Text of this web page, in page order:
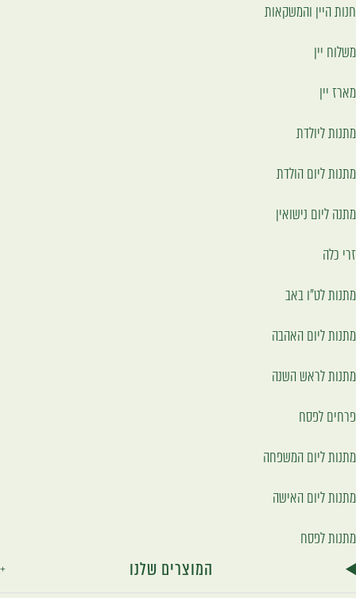
חנות היין והמשקאות
משלוח יין
מארז יין
מתנות ליולדת
מתנות ליום הולדת
מתנה ליום נישואין
זרי כלה
מתנות לט"ו באב
מתנות ליום האהבה
מתנות לראש השנה
פרחים לפסח
מתנות ליום המשפחה
מתנות ליום האישה
מתנות לפסח
המוצרים שלנו